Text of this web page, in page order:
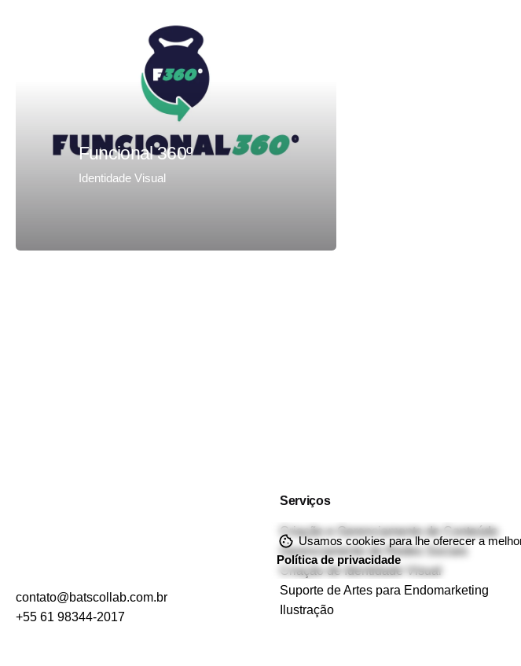
Funcional 360º
Identidade Visual
contato@batscollab.com.br
+55 61 98344-2017
Serviços
Criação e Gerenciamento de Conteúdo
Gerenciamento de Redes Sociais
Criação de Identidade Visual
Suporte de Artes para Endomarketing
Ilustração
Usamos cookies para lhe oferecer a
Política de privacidade